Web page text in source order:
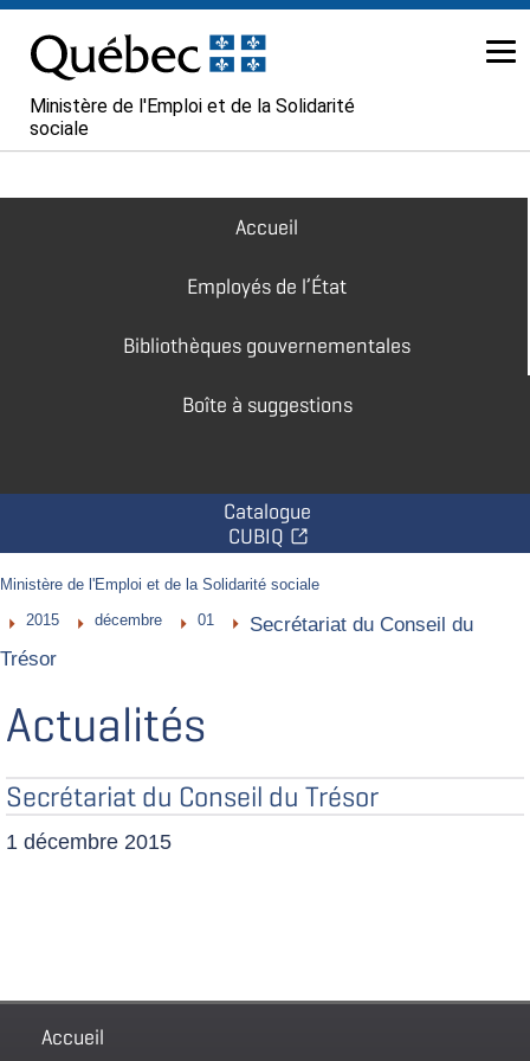
Ministère de l'Emploi et de la Solidarité
sociale
Accueil
Employés de l’État
Bibliothèques gouvernementales
Boîte à suggestions
Catalogue
CUBIQ
êtes
ici
:
Ministère de l'Emploi et de la Solidarité sociale
2015
décembre 01
Secrétariat du Conseil du
Trésor
Actualités
Secrétariat du Conseil du Trésor
1 décembre 2015
PiedAccueil